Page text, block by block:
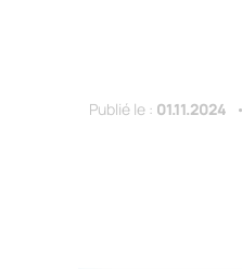
Publié le : 01.11.2024